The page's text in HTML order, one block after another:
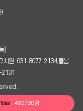
)
치원: 031-8077-2134,돌봄
Total 482720명